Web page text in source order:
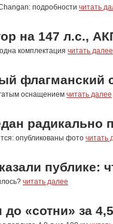
подробности читать
на 147 л.с.,
комплектация читать далее
флагманский
оснащением читать далее
радикально
опубликованы фото читать
публике:
читать далее
«сотни» за